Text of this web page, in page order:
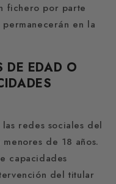
fichero por parte
permanecerán en la
DE EDAD O
redes sociales del
menores de 18 años.
capacidades
del titular